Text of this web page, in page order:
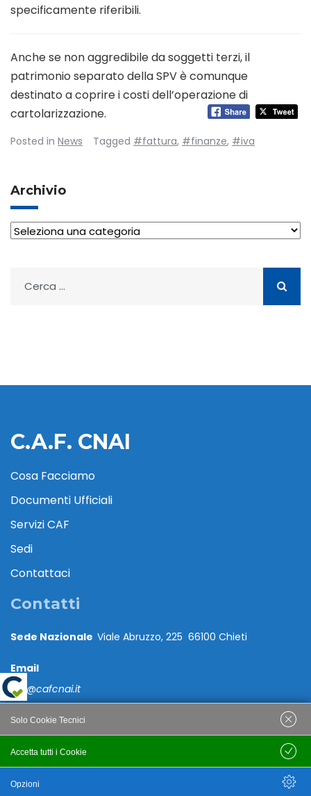
specificamente riferibili.
Anche se non aggredibile da soggetti terzi, il
patrimonio separato della SPV è comunque
destinato a coprire i costi dell’operazione di
cartolarizzazione.
Posted in News Tagged #fattura, #finanze, #iva
Archivio
Archivio
per:
C.A.F. CNAI
Cosa Facciamo
Documenti Ufficiali
Servizi CAF
Sedi
Contattaci
Contatti
Sede Nazionale Viale Abruzzo, 225 66100 Chieti
Email
caf@cafcnai.it
Posta Certificata
Accetta tutti i Cookie
Solo Cookie Tecnici
Salva
Opzioni